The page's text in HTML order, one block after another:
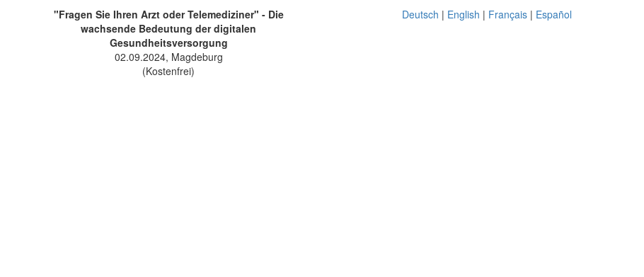
"Fragen Sie Ihren Arzt oder Telemediziner" - Die
wachsende Bedeutung der digitalen
Gesundheitsversorgung
02.09.2024, Magdeburg
(Kostenfrei)
Deutsch | English | Français | Español